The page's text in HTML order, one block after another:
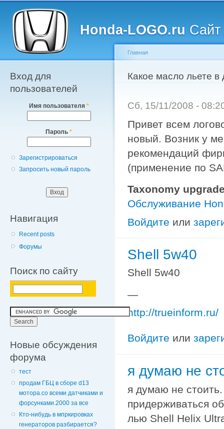
Honda-LOGO.ru Сайт
Главное меню
Вход для
пользователей
Имя пользователя *
Пароль *
Зарегистрироваться
Запросить новый пароль
Навигация
Recent posts
Форумы
Поиск по сайту
Новые обсуждения
форума
тест
продам ГБЦ в сборе d13
мотора.со всеми датчиками и
форсунками.2000 за все
Кто-нибудь в мпркировках
генераторов разбирается?
Вы здесь
Главная
Какое масло льете в
Сб, 15/11/2008 -
Привет всем
новый. Возник у
рекомендаций
(применение по
Taxonomy
Обслуживание
Войдите или
Shell 5w40
Shell 5w40
—
http://trueinform.ru/
Войдите или
я думаю не
я думаю не
придерживаться
лью Shell Helix